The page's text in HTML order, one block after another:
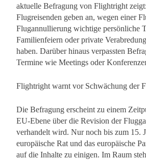
aktuelle Befragung von Flightright
Flugreisenden geben an, wegen einer
Flugannullierung wichtige persönliche
Familienfeiern oder private
haben. Darüber hinaus verpassten
Termine wie Meetings oder
Flightright warnt vor Schwächung der
Die Befragung erscheint zu einem
EU-Ebene über die Revision der
verhandelt wird. Nur noch bis zum 15.
europäische Rat und das europäische
auf die Inhalte zu einigen. Im Raum